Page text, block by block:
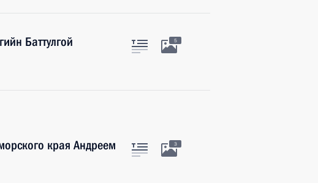
Баттулгой 5
края Андреем
3